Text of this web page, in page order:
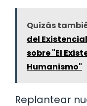
Quizás
del
sobre "El
Humanismo"
Replantear